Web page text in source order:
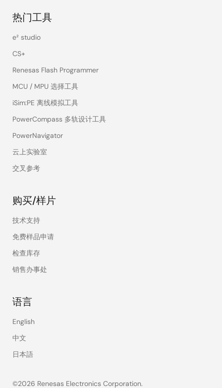
热门工具
e² studio
CS+
Renesas Flash Programmer
MCU / MPU 选择工具
iSim:PE 离线模拟工具
PowerCompass 多轨设计工具
PowerNavigator
云上实验室
交叉参考
购买/样片
技术支持
免费样品申请
检查库存
销售办事处
语言
English
中文
日本語
©2026 Renesas Electronics Corporation.